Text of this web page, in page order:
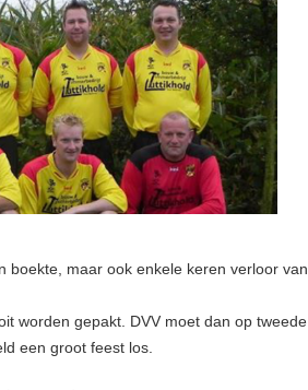
boekte, maar ook enkele keren verloor van
worden gepakt. DVV moet dan op tweede
een groot feest los.